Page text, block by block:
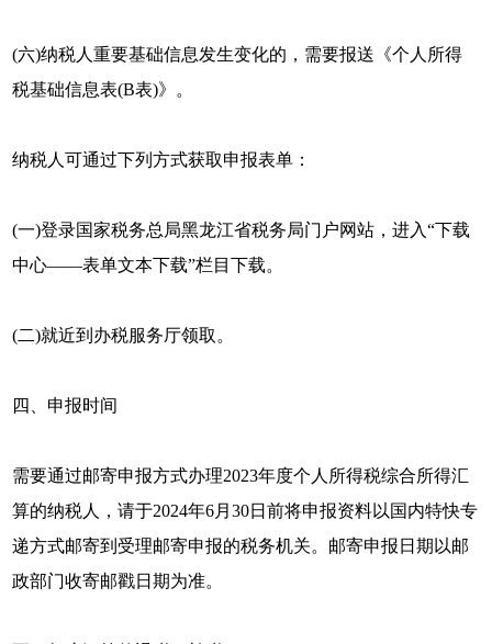
(六)纳税人重要基础信息发生变化的，需要报送《个人所得
税基础信息表(B表)》。
纳税人可通过下列方式获取申报表单：
(一)登录国家税务总局黑龙江省税务局门户网站，进入“下载
中心——表单文本下载”栏目下载。
(二)就近到办税服务厅领取。
四、申报时间
需要通过邮寄申报方式办理2023年度个人所得税综合所得汇
算的纳税人，请于2024年6月30日前将申报资料以国内特快专
递方式邮寄到受理邮寄申报的税务机关。邮寄申报日期以邮
政部门收寄邮戳日期为准。